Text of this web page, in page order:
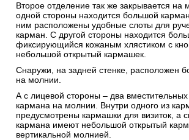
Второе отделение так же закрывается на
одной стороны находится большой
ним расположены удобные слоты для
карман. С другой стороны находится
фиксирующийся кожаным хлястиком с
небольшой открытый кармашек.
Снаружи, на задней стенке, расположен
на молнии.
А с лицевой стороны – два
кармана на молнии. Внутри одного из
предусмотрены кармашки для визиток, а
кармана имеют небольшой открытый
вертикальной молнией.